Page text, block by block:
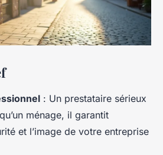
: Un prestataire sérieux
ménage, il garantit
et l’image de votre entreprise